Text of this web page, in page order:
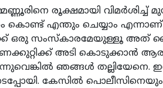
രൂക്ഷമായി വിമര്‍ശിച്ച്
കൊണ്ട് എന്തും ചെയ്യാം എന്നാണ്
ഒരു സംസ്‌കാരമേയുള്ളൂ അത്
അടി കൊടുക്കാന്‍ ആരും
ഞങ്ങള്‍ തല്ലിയേനെ.
കേസില്‍ പൊലീസിനെയും